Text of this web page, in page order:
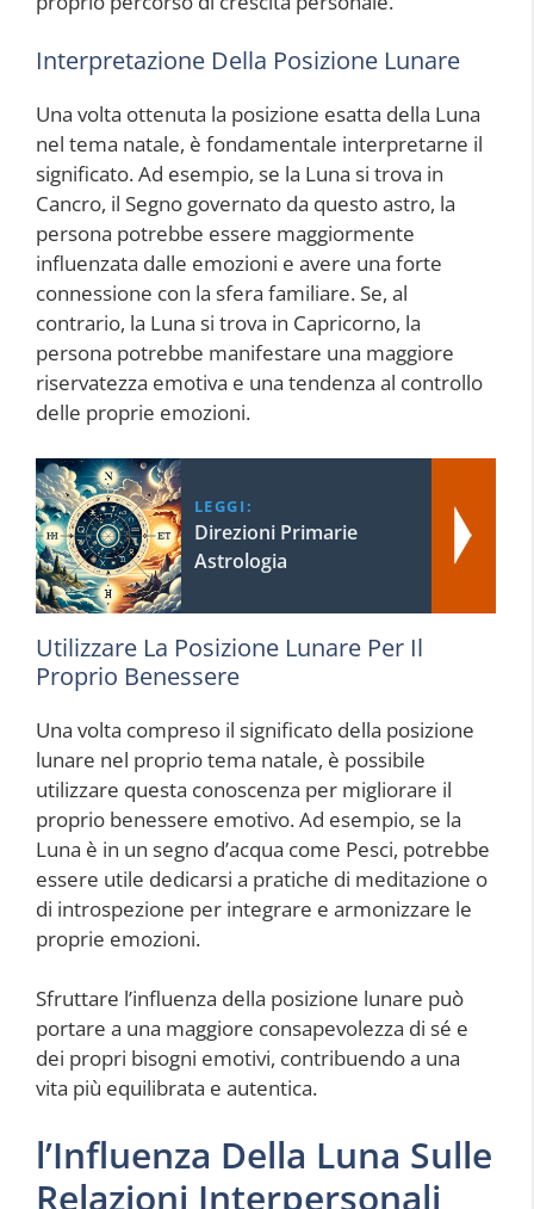
Interpretazione Della Posizione Lunare
Una volta ottenuta la posizione esatta della Luna
nel tema natale, è fondamentale interpretarne il
significato. Ad esempio, se la Luna si trova in
Cancro, il Segno governato da questo astro, la
persona potrebbe essere maggiormente
influenzata dalle emozioni e avere una forte
connessione con la sfera familiare. Se, al
contrario, la Luna si trova in Capricorno, la
persona potrebbe manifestare una maggiore
riservatezza emotiva e una tendenza al controllo
delle proprie emozioni.
LEGGI:
Direzioni Primarie
Astrologia
Utilizzare La Posizione Lunare Per Il
Proprio Benessere
Una volta compreso il significato della posizione
lunare nel proprio tema natale, è possibile
utilizzare questa conoscenza per migliorare il
proprio benessere emotivo. Ad esempio, se la
Luna è in un segno d’acqua come Pesci, potrebbe
essere utile dedicarsi a pratiche di meditazione o
di introspezione per integrare e armonizzare le
proprie emozioni.
Sfruttare l’influenza della posizione lunare può
portare a una maggiore consapevolezza di sé e
dei propri bisogni emotivi, contribuendo a una
vita più equilibrata e autentica.
l’Influenza Della Luna Sulle
Relazioni Interpersonali